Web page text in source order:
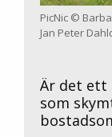
PicNic ©
Jan Peter
Är det ett
som